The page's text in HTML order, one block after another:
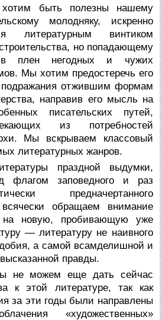
быть полезны нашему
молодняку, искренно
литературным винтиком
но попадающему
в плен негодных и чужих
Мы хотим предостеречь его
подражания отжившим формам
направив его мысль на
писательских путей,
из потребностей
Мы вскрываем классовый
литературных жанров.
праздной выдумки,
флагом заповедного и раз
предначертанного
обращаем внимание
новую, пробивающую уже
— литературу не наивного
а самой всамделишной и
правды.
не можем еще дать сейчас
к этой литературе, так как
за эти годы были направлены
«художественных»